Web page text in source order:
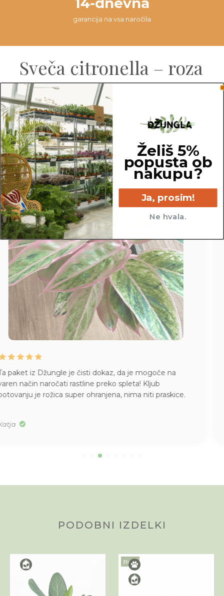
garancija na vsa naročila
Sveča citronella – roza
Mere:
Višina: 7,5 cm
Premer: 8 cm
Juhej, danes je prispela pošiljka iz Džungle
. Kako
skrbno zaščitene rože, kako lepi primerki, kakšen vonj po
citrusih (moja nova orhideja) … draga Džungla, pridobili
Alenka
PODOBNI IZDELKI
Novo
Želiš 5%
popusta ob
nakupu?
Ja, prosim!
Ne hvala.